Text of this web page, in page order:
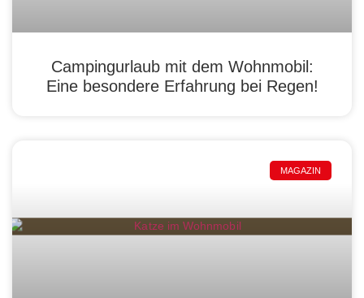
Campingurlaub mit dem Wohnmobil:
Eine besondere Erfahrung bei Regen!
MAGAZIN